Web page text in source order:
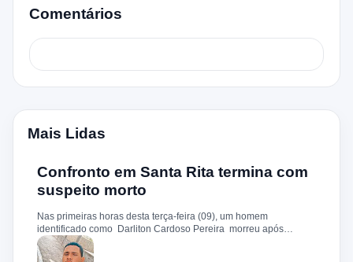
Comentários
Mais Lidas
Confronto em Santa Rita termina com
suspeito morto
Nas primeiras horas desta terça-feira (09), um homem
identificado como Darliton Cardoso Pereira morreu após
confronto com a Polícia Militar no povoado Timbotiba, zona rural
de Santa Rita. De acordo com a PM, os policiais estavam